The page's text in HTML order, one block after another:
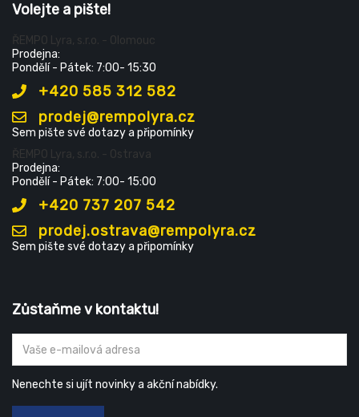
Volejte a pište!
ŘEMPO Lyra, s.r.o. - Olomouc
Prodejna:
Pondělí - Pátek: 7:00- 15:30
+420 585 312 582
prodej@rempolyra.cz
Sem pište své dotazy a připomínky
ŘEMPO Lyra, s.r.o. - Ostrava
Prodejna:
Pondělí - Pátek: 7:00- 15:00
+420 737 207 542
prodej.ostrava@rempolyra.cz
Sem pište své dotazy a připomínky
Zůstaňme v kontaktu!
Nenechte si ujít novinky a akční nabídky.